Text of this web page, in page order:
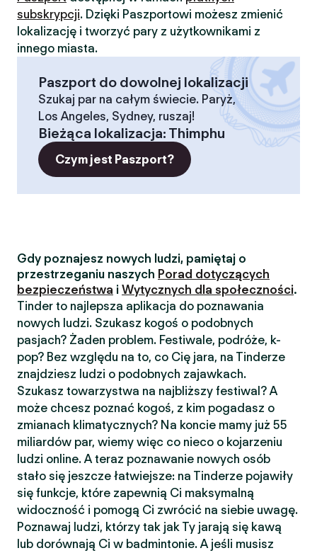
subskrypcji. Dzięki Paszportowi możesz zmienić
lokalizację i tworzyć pary z użytkownikami z
innego miasta.
Paszport do dowolnej lokalizacji
Szukaj par na całym świecie. Paryż,
Los Angeles, Sydney, ruszaj!
Bieżąca lokalizacja: Thimphu
Czym jest Paszport?
Gdy poznajesz nowych ludzi, pamiętaj o
przestrzeganiu naszych Porad dotyczących
bezpieczeństwa i Wytycznych dla społeczności.
Tinder to najlepsza aplikacja do poznawania
nowych ludzi. Szukasz kogoś o podobnych
pasjach? Żaden problem. Festiwale, podróże, k-
pop? Bez względu na to, co Cię jara, na Tinderze
znajdziesz ludzi o podobnych zajawkach.
Szukasz towarzystwa na najbliższy festiwal? A
może chcesz poznać kogoś, z kim pogadasz o
zmianach klimatycznych? Na koncie mamy już 55
miliardów par, wiemy więc co nieco o kojarzeniu
ludzi online. A teraz poznawanie nowych osób
stało się jeszcze łatwiejsze: na Tinderze pojawiły
się funkcje, które zapewnią Ci maksymalną
widoczność i pomogą Ci zwrócić na siebie uwagę.
Poznawaj ludzi, którzy tak jak Ty jarają się kawą
lub dorównają Ci w badmintonie. A jeśli musisz